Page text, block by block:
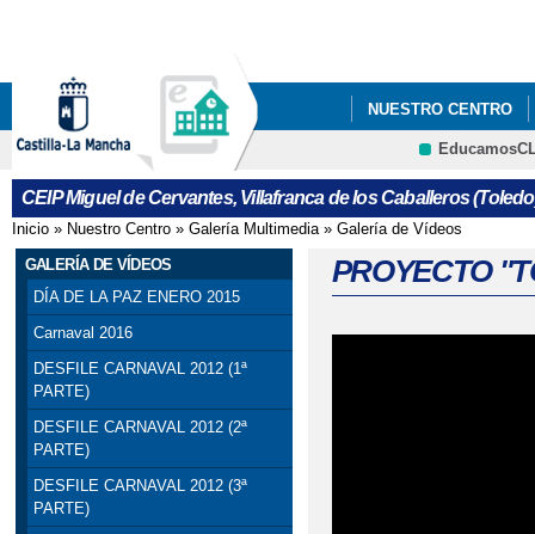
NUESTRO CENTRO
INFÓRMATE
ANEXOS
CARTA A LOS
CRFP
CEIP Miguel de Cervantes, Villafranca de los Caballeros
Se encuentra usted aquí
Inicio » Nuestro Centro » Galería Multimedia» Galería de Vídeos
GALERÍA DE VÍDEOS
DÍA DE LA PAZ ENERO 2015
Carnaval 2016
DESFILE CARNAVAL 2012 (1ª
PARTE)
DESFILE CARNAVAL 2012 (2ª
PARTE)
DESFILE CARNAVAL 2012 (3ª
PARTE)
PROYECTO